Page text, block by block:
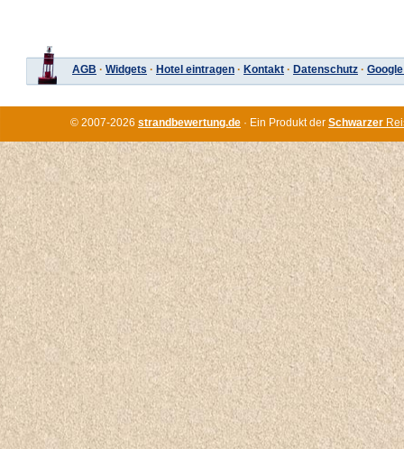
AGB · Widgets · Hotel eintragen · Kontakt · Datenschutz ·
© 2007-2026 strandbewertung.de · Ein Produkt der Schwarzer